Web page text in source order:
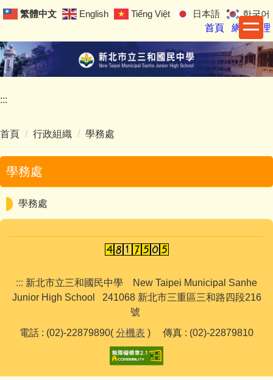
跳
要
內
區
繁體中文 English Tiếng Việt 日本語
한국어
首頁
網站管理
:::
首頁 行政組織 學務處
學務處
學務處
::: 新北市立三和國民中學 New Taipei Municipal Sanhe
Junior High School 241068 新北市三重區三和路四段216
號
電話 : (02)-22879890( 分機表 ) 傳真 : (02)-22879810